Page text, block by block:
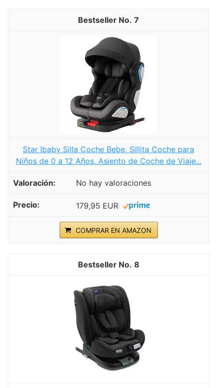
7
Star Ibaby Silla Coche Bebe, Sillita Coche para
Niños de 0 a 12 Años, Asiento de Coche de Viaje...
No hay valoraciones
179,95 EUR
COMPRAR EN AMAZON
8